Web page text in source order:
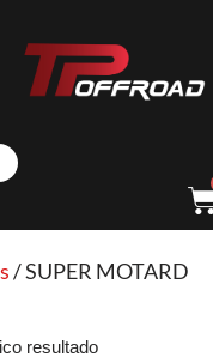
/ SUPER MOTARD
resultado